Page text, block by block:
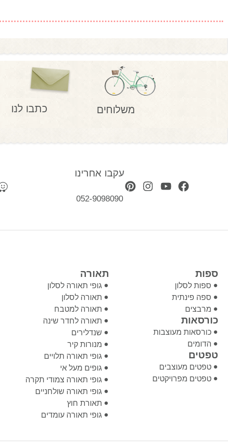
משלוחים כתבו לנו
עקבו אחרינו
052-9098090
ספות
ספות לסלון
ספה פינתית
מרבצים
כורסאות
כורסאות מעוצבות
הדומים
טפטים
טפטים מעוצבים
טפטים מפרויקטים
תאורה
גופי תאורה לסלון
תאורה לסלון
תאורה למטבח
תאורה לחדר שינה
שנדלירים
מנורות קיר
גופי תאורה תלויים
גופים מעל אי
גופי תאורה צמודי תקרה
גופי תאורה שולחניים
תאורת חוץ
גופי תאורה עומדים